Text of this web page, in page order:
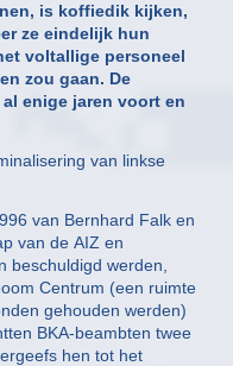
is koffiedik kijken,
ze eindelijk hun
voltallige personeel
zou gaan. De
enige jaren voort en
van linkse
van Bernhard Falk en
van de AIZ en
beschuldigd werden,
Centrum (een ruimte
gehouden werden)
BKA-beambten twee
hen tot het